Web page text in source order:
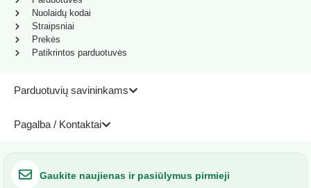
Parduotuvių savininkams
Pagalba / Kontaktai
Nuolaidų kodai
Straipsniai
Prekės
Patikrintos parduotuvės
Gaukite naujienas ir pasiūlymus pirmieji